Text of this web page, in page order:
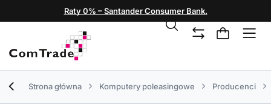
Raty 0% – Santander Consumer Bank.
Strona główna Komputery poleasingowe Producenci